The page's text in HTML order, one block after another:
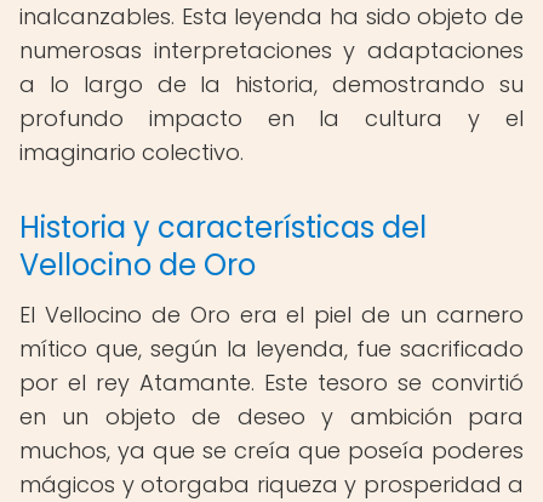
inalcanzables. Esta leyenda ha sido objeto de
numerosas interpretaciones y adaptaciones
a lo largo de la historia, demostrando su
profundo impacto en la cultura y el
imaginario colectivo.
Historia y características del
Vellocino de Oro
El Vellocino de Oro era el piel de un carnero
mítico que, según la leyenda, fue sacrificado
por el rey Atamante. Este tesoro se convirtió
en un objeto de deseo y ambición para
muchos, ya que se creía que poseía poderes
mágicos y otorgaba riqueza y prosperidad a